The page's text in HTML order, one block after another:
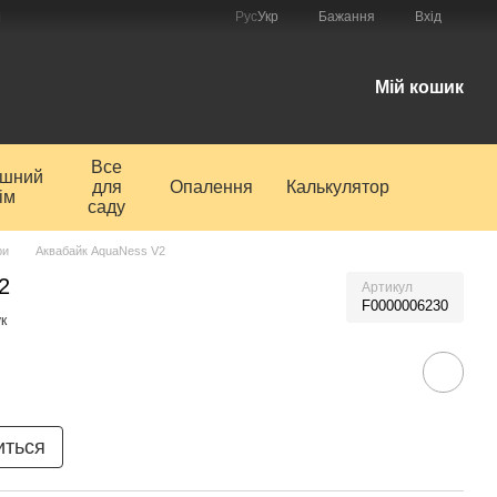
РусУкр Бажання Вхід
Мій кошик
Все
для
саду
Опалення Калькулятор
Аквабайк AquaNess V2
Артикул
F0000006230